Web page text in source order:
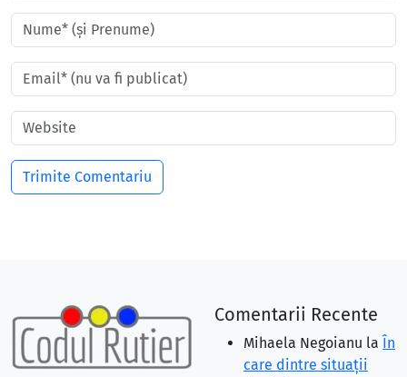
Comentarii Recente
Mihaela Negoianu la În
care dintre situaţii